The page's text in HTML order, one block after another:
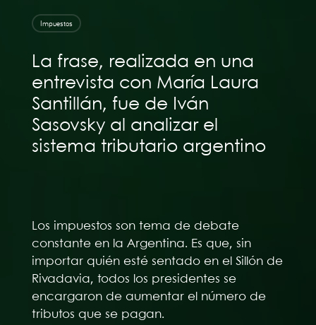
Impuestos
La frase, realizada en una
entrevista con María Laura
Santillán, fue de Iván
Sasovsky al analizar el
sistema tributario argentino
Los impuestos son tema de debate
constante en la Argentina. Es que, sin
importar quién esté sentado en el Sillón de
Rivadavia, todos los presidentes se
encargaron de aumentar el número de
tributos que se pagan.